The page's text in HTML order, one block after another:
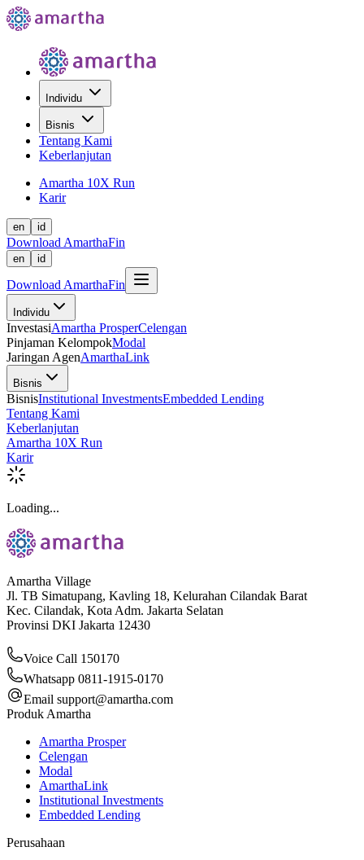
Individu
Bisnis
Tentang Kami
Keberlanjutan
Amartha 10X Run
Karir
en id
Download AmarthaFin
en id
Download AmarthaFin
Individu
InvestasiAmartha ProsperCelengan
Pinjaman KelompokModal
Jaringan AgenAmarthaLink
Bisnis
BisnisInstitutional InvestmentsEmbedded Lending
Tentang Kami
Keberlanjutan
Amartha 10X Run
Karir
Loading...
Amartha Village
Jl. TB Simatupang, Kavling 18, Kelurahan Cilandak Barat
Kec. Cilandak, Kota Adm. Jakarta Selatan
Provinsi DKI Jakarta 12430
Voice Call 150170
Whatsapp 0811-1915-0170
Email support@amartha.com
Produk Amartha
Amartha Prosper
Celengan
Modal
AmarthaLink
Institutional Investments
Embedded Lending
Perusahaan